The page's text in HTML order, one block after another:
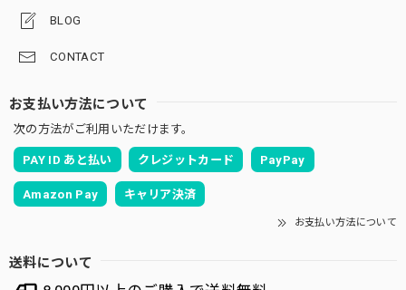
BLOG
CONTACT
お支払い方法について
次の方法がご利用いただけます。
PAY ID あと払い クレジットカード PayPay
Amazon Pay キャリア決済
お支払い方法について
送料について